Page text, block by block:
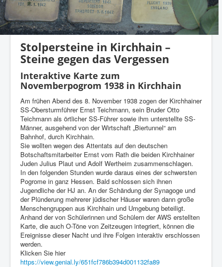
Kontakt
Stolpersteine in Kirchhain –
Steine gegen das Vergessen
Interaktive Karte zum
Novemberpogrom 1938 in Kirchhain
Am frühen Abend des 8. November 1938 zogen der Kirchhainer
SS-Obersturmführer Ernst Teichmann, sein Bruder Otto
Teichmann als örtlicher SS-Führer sowie ihm unterstellte SS-
Männer, ausgehend von der Wirtschaft „Biertunnel“ am
Bahnhof, durch Kirchhain.
Sie wollten wegen des Attentats auf den deutschen
Botschaftsmitarbeiter Ernst vom Rath die beiden Kirchhainer
Juden Julius Plaut und Adolf Wertheim zusammenschlagen.
In den folgenden Stunden wurde daraus eines der schwersten
Pogrome in ganz Hessen. Bald schlossen sich ihnen
Jugendliche der HJ an. An der Schändung der Synagoge und
der Plünderung mehrerer jüdischer Häuser waren dann große
Menschengruppen aus Kirchhain und Umgebung beteiligt.
Anhand der von Schülerinnen und Schülern der AWS erstellten
Karte, die auch O-Töne von Zeitzeugen integriert, können die
Ereignisse dieser Nacht und ihre Folgen interaktiv erschlossen
werden.
Klicken Sie hier
https://view.genial.ly/651fcf786b394d001132fa89